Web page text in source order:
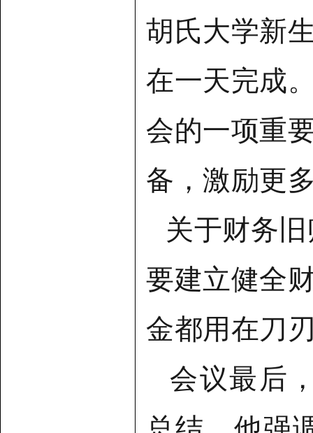
胡氏大学新
在一天完成
会的一项重
备，激励更
关于财务
要建立健全
金都用在刀
会议最后